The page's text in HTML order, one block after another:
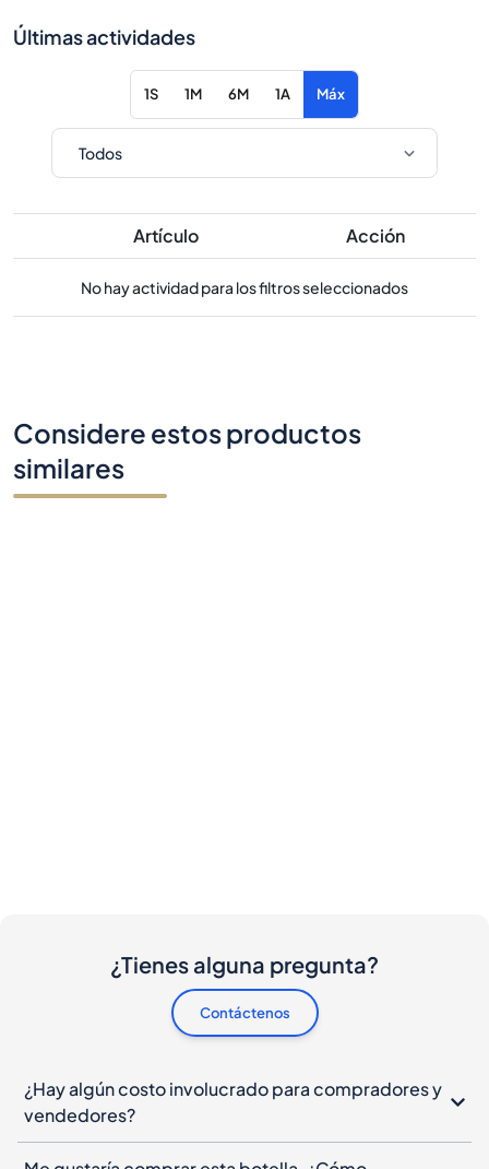
Últimas actividades
1S 1M 6M 1A Máx
Artículo Acción
No hay actividad para los filtros seleccionados
Considere estos productos
similares
¿Tienes alguna pregunta?
Contáctenos
¿Hay algún costo involucrado para compradores y
vendedores?